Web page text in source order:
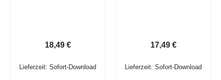
18,49 €
Lieferzeit: Sofort-Download
17,49 €
Lieferzeit: Sofort-Download